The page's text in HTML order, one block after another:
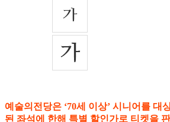
예술의전당은 ‘70세 이상’ 시니어를 대
된 좌석에 한해 특별 할인가로 티켓을